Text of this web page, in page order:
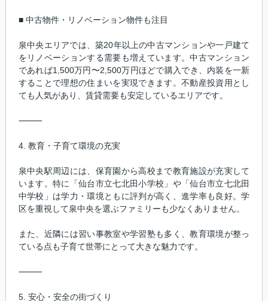
■ 中古物件・リノベーション物件も注目
泉中央エリアでは、築20年以上の中古マンションや一戸建て
をリノベーションする需要も増えています。中古マンション
であれば1,500万円〜2,500万円ほどで購入でき、内装を一新
することで理想の住まいを実現できます。不動産投資用とし
ても人気があり、賃貸需要も安定しているエリアです。
⸻
4. 教育・子育て環境の充実
泉中央駅周辺には、保育園から高校まで教育施設が充実して
います。特に「仙台市立七北田小学校」や「仙台市立七北田
中学校」は学力・環境ともに評判が高く、進学率も良好。学
区を重視して泉中央を選ぶファミリーも少なくありません。
また、近隣には習い事教室や学習塾も多く、教育環境が整っ
ている点も子育て世帯にとって大きな魅力です。
⸻
5. 安心・安全の街づくり